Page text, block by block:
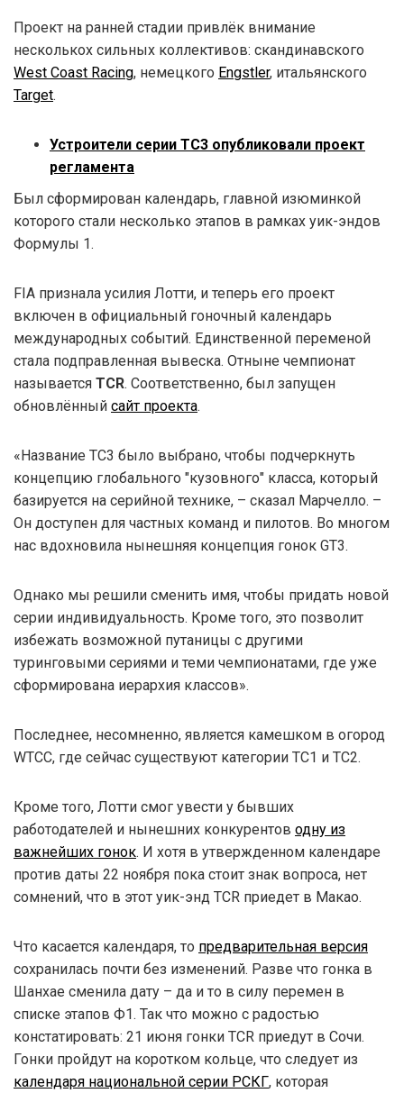
Проект на ранней стадии привлёк внимание
несколькох сильных коллективов: скандинавского
West Coast Racing, немецкого Engstler, итальянского
Target.
Устроители серии TC3 опубликовали проект
регламента
Был сформирован календарь, главной изюминкой
которого стали несколько этапов в рамках уик-эндов
Формулы 1.
FIA признала усилия Лотти, и теперь его проект
включен в официальный гоночный календарь
международных событий. Единственной переменой
стала подправленная вывеска. Отныне чемпионат
называется TCR. Соответственно, был запущен
обновлённый сайт проекта.
«Название ТС3 было выбрано, чтобы подчеркнуть
концепцию глобального "кузовного" класса, который
базируется на серийной технике, – сказал Марчелло. –
Он доступен для частных команд и пилотов. Во многом
нас вдохновила нынешняя концепция гонок GT3.
Однако мы решили сменить имя, чтобы придать новой
серии индивидуальность. Кроме того, это позволит
избежать возможной путаницы с другими
туринговыми сериями и теми чемпионатами, где уже
сформирована иерархия классов».
Последнее, несомненно, является камешком в огород
WTCC, где сейчас существуют категории ТС1 и ТС2.
Кроме того, Лотти смог увести у бывших
работодателей и нынешних конкурентов одну из
важнейших гонок. И хотя в утвержденном календаре
против даты 22 ноября пока стоит знак вопроса, нет
сомнений, что в этот уик-энд TCR приедет в Макао.
Что касается календаря, то предварительная версия
сохранилась почти без изменений. Разве что гонка в
Шанхае сменила дату – да и то в силу перемен в
списке этапов Ф1. Так что можно с радостью
констатировать: 21 июня гонки TCR приедут в Сочи.
Гонки пройдут на коротком кольце, что следует из
календаря национальной серии РСКГ, которая